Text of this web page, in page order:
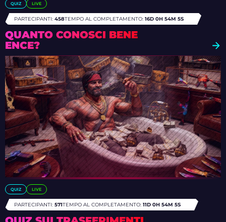
QUIZ LIVE
PARTECIPANTI: 458TEMPO AL COMPLETAMENTO: 16D 0H 54M 1S
QUANTO CONOSCI BENE
ENCE?
QUIZ LIVE
PARTECIPANTI: 571TEMPO AL COMPLETAMENTO: 11D 0H 54M 1S